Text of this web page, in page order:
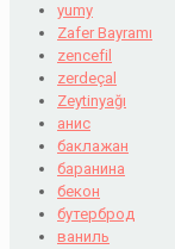
yumy
Zafer Bayramı
zencefil
zerdeçal
Zeytinyağı
анис
баклажан
баранина
бекон
бутерброд
ваниль